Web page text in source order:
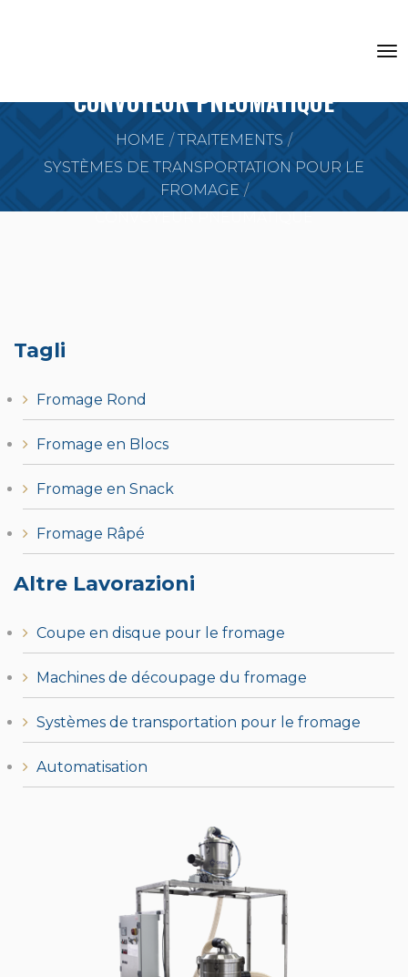
CONVOYEUR PNEUMATIQUE
HOME
TRAITEMENTS
SYSTÈMES DE TRANSPORTATION POUR LE
FROMAGE
CONVOYEUR PNEUMATIQUE
Tagli
Fromage Rond
Fromage en Blocs
Fromage en Snack
Fromage Râpé
Altre Lavorazioni
Coupe en disque pour le fromage
Machines de découpage du fromage
Systèmes de transportation pour le fromage
Automatisation